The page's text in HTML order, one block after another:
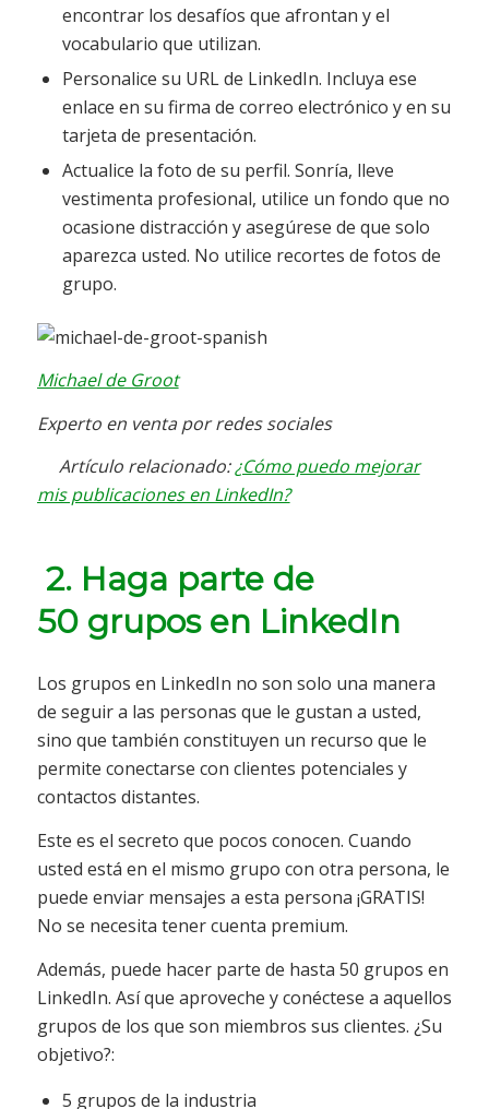
encontrar los desafíos que afrontan y el
vocabulario que utilizan.
Personalice su URL de LinkedIn. Incluya ese
enlace en su firma de correo electrónico y en su
tarjeta de presentación.
Actualice la foto de su perfil. Sonría, lleve
vestimenta profesional, utilice un fondo que no
ocasione distracción y asegúrese de que solo
aparezca usted. No utilice recortes de fotos de
grupo.
Michael de Groot
Experto en venta por redes sociales
Artículo relacionado:¿Cómo puedo mejorar
mis publicaciones en LinkedIn?
2. Haga parte de
50 grupos en LinkedIn
Los grupos en LinkedIn no son solo una manera
de seguir a las personas que le gustan a usted,
sino que también constituyen un recurso que le
permite conectarse con clientes potenciales y
contactos distantes.
Este es el secreto que pocos conocen. Cuando
usted está en el mismo grupo con otra persona, le
puede enviar mensajes a esta persona ¡GRATIS!
No se necesita tener cuenta premium.
Además, puede hacer parte de hasta 50 grupos en
LinkedIn. Así que aproveche y conéctese a aquellos
grupos de los que son miembros sus clientes. ¿Su
objetivo?:
5 grupos de la industria